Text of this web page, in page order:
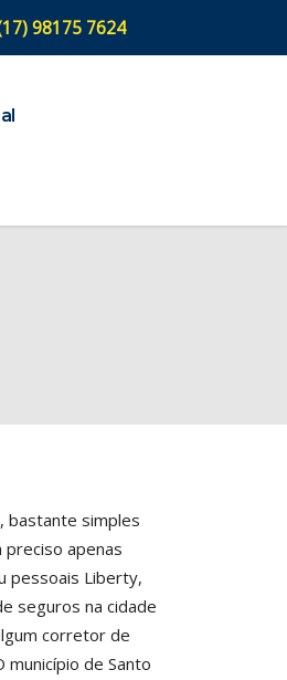
98175 7624
bastante simples
apenas
pessoais Liberty,
seguros na cidade
corretor de
de Santo